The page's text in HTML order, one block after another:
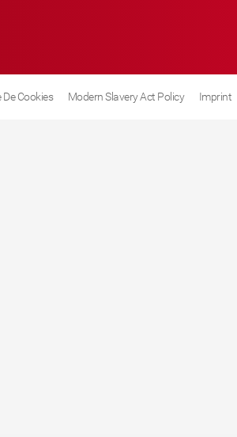
De Cookies Modern Slavery Act Policy Imprint